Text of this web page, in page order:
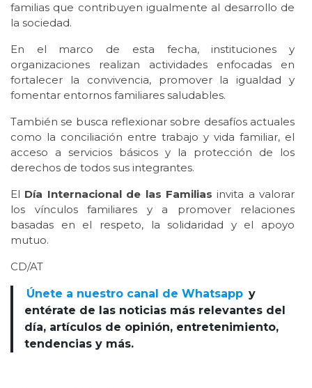
familias que contribuyen igualmente al desarrollo de
la sociedad.
En el marco de esta fecha, instituciones y
organizaciones realizan actividades enfocadas en
fortalecer la convivencia, promover la igualdad y
fomentar entornos familiares saludables.
También se busca reflexionar sobre desafíos actuales
como la conciliación entre trabajo y vida familiar, el
acceso a servicios básicos y la protección de los
derechos de todos sus integrantes.
El Día Internacional de las Familias invita a valorar
los vínculos familiares y a promover relaciones
basadas en el respeto, la solidaridad y el apoyo
mutuo.
CD/AT
Únete a nuestro canal de Whatsapp y
entérate de las noticias más relevantes del
día, artículos de opinión, entretenimiento,
tendencias y más.